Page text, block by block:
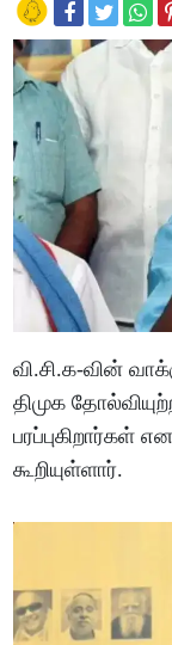
வி.சி.க-வின்
திமுக
பரப்புகிறார்கள்
கூறியுள்ளார்.